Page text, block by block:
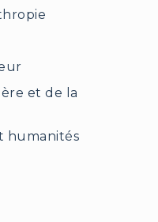
et de la
humanités